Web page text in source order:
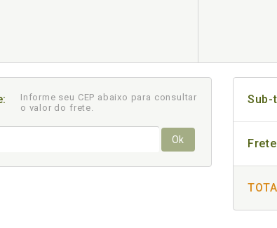
Informe seu CEP abaixo para consultar
o valor do frete.
Ok